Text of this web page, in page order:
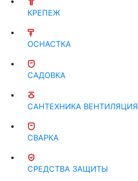
КРЕПЕЖ
ОСНАСТКА
САДОВКА
САНТЕХНИКА ВЕНТИЛЯЦИЯ
СВАРКА
СРЕДСТВА ЗАЩИТЫ